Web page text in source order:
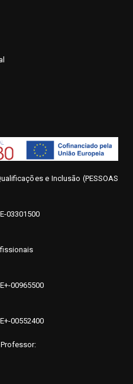
e Inclusão (PESSOAS
03301500
00965500
00552400